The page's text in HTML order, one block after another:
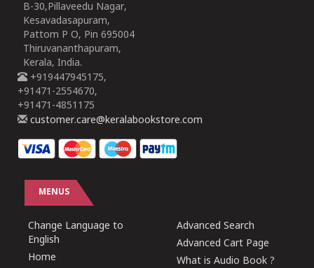
B-30,Pillaveedu Nagar,
Kesavadasapuram,
Pattom P O, Pin 695004
Thiruvananthapuram,
Kerala, India.
+919447945175,
+91471-2554670,
+91471-4851175
customer.care@keralabookstore.com
MENUS
Change Language to
English
Home
Advanced Search
Advanced Cart Page
What is Audio Book ?